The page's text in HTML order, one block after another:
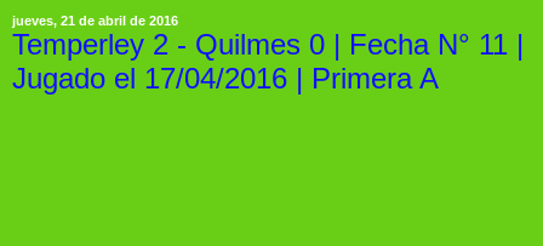
jueves, 21 de abril de 2016
Temperley 2 - Quilmes 0 | Fecha N° 11 |
Jugado el 17/04/2016 | Primera A